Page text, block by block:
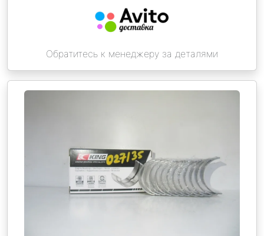
Обратитесь к менеджеру за деталями